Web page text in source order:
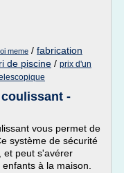
meme / fabrication
de piscine / prix d'un
-
vous permet de
système de sécurité
et peut s'avérer
à la maison.